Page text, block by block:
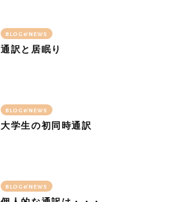
BLOG&NEWS
通訳と居眠り
BLOG&NEWS
大学生の初同時通訳
BLOG&NEWS